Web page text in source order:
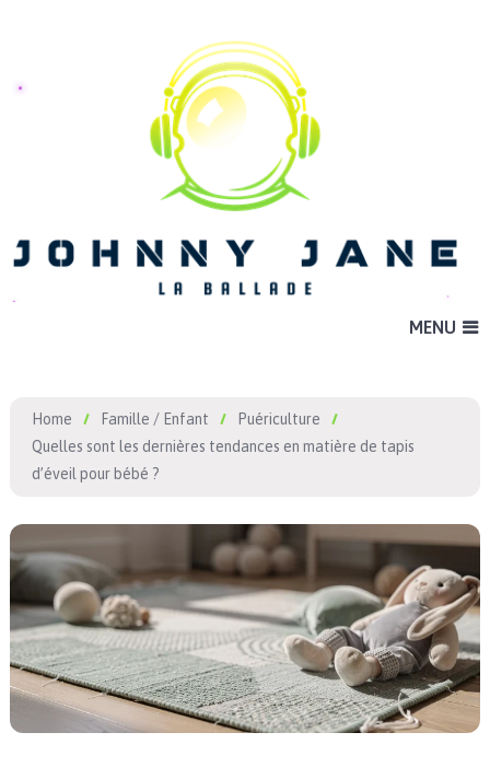
MENU
Home Famille / Enfant
Puériculture
Quelles sont les dernières tendances en matière de tapis
d’éveil pour bébé ?